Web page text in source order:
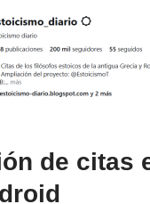
de citas